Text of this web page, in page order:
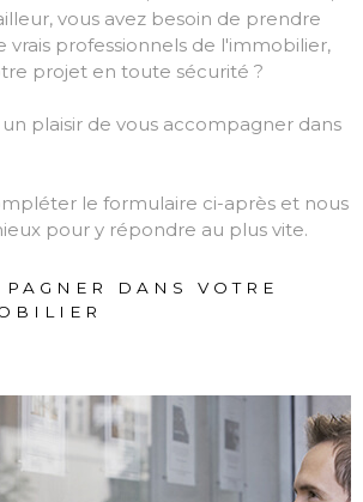
vous avez besoin de prendre
vrais professionnels de l'immobilier,
projet en toute sécurité ?
plaisir de vous accompagner dans
le formulaire ci-après et nous
pour y répondre au plus vite.
DANS VOTRE